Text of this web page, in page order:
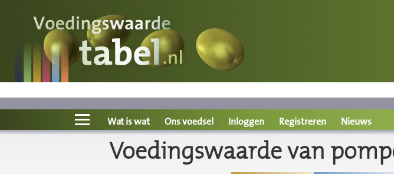
Voedingswaarde
Wat is wat?
Ons voedsel
Wat is wat Ons voedsel Inloggen Registreren Nieuws
Voedingswaarde van